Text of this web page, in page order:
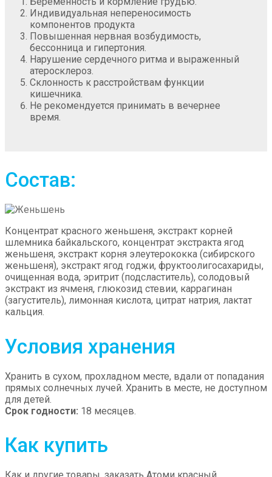
Индивидуальная непереносимость
компонентов продукта
Повышенная нервная возбудимость,
бессонница и гипертония.
Нарушение сердечного ритма и выраженный
атеросклероз.
Склонность к расстройствам функции
кишечника.
Не рекомендуется принимать в вечернее
время.
Состав:
Концентрат красного женьшеня, экстракт корней
шлемника байкальского, концентрат экстракта ягод
женьшеня, экстракт корня элеутерококка (сибирского
женьшеня), экстракт ягод годжи, фруктоолигосахариды,
очищенная вода, эритрит (подсластитель), солодовый
экстракт из ячменя, глюкозид стевии, каррагинан
(загуститель), лимонная кислота, цитрат натрия, лактат
кальция.
Условия хранения
Хранить в сухом, прохладном месте, вдали от попадания
прямых солнечных лучей. Хранить в месте, не доступном
для детей.
Срок годности: 18 месяцев.
Как купить